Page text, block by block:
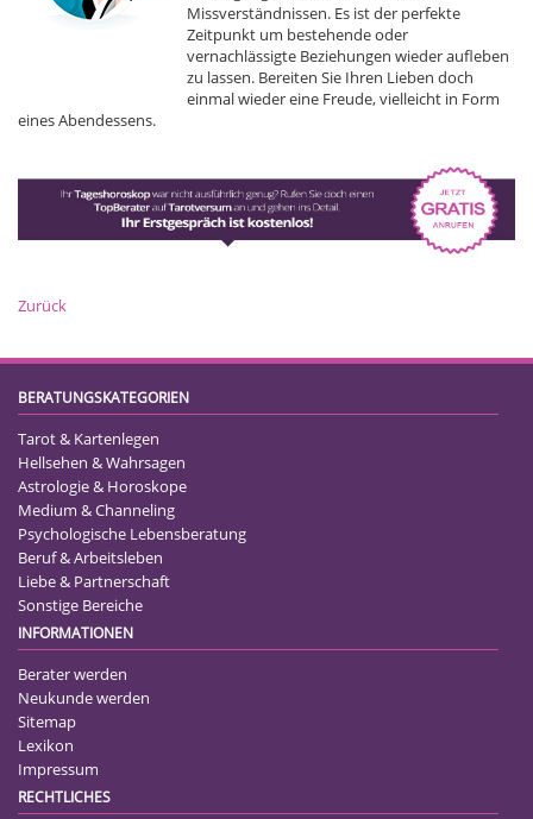
Missverständnissen. Es ist der perfekte
Zeitpunkt um bestehende oder
vernachlässigte Beziehungen wieder aufleben
zu lassen. Bereiten Sie Ihren Lieben doch
einmal wieder eine Freude, vielleicht in Form
eines Abendessens.
Zurück
BERATUNGSKATEGORIEN
Tarot & Kartenlegen
Hellsehen & Wahrsagen
Astrologie & Horoskope
Medium & Channeling
Psychologische Lebensberatung
Beruf & Arbeitsleben
Liebe & Partnerschaft
Sonstige Bereiche
INFORMATIONEN
Berater werden
Neukunde werden
Sitemap
Lexikon
Impressum
RECHTLICHES